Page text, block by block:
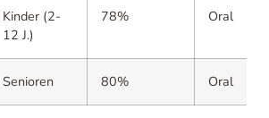
Kinder (2-
12 J.)
78% Oral
Senioren 80% Oral